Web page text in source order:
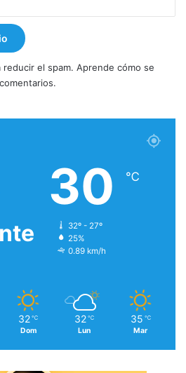
reducir el spam. Aprende cómo se
30 ℃
32º - 27º
25%
0.89 km/h
32 ℃
Dom
32 ℃
Lun
35 ℃
Mar